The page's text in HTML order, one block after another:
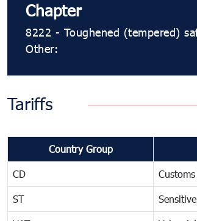
Chapter
8222 - Toughened (tempered)
Other:
Tariffs
Country Group
CD
ST